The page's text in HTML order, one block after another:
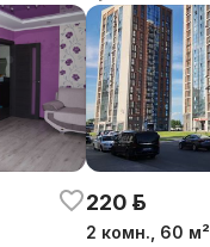
220 р.
2 комн., 60 м²